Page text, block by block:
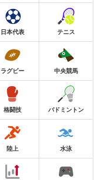
日本代表 テニス
ラグビー 中央競馬
格闘技 バドミントン
陸上 水泳